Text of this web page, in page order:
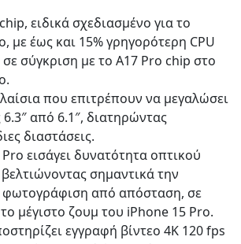
ειδικά σχεδιασμένο για το
με έως και 15% γρηγορότερη CPU
σε σύγκριση με το A17 Pro chip στο
που επιτρέπουν να μεγαλώσει
6.3″ από 6.1″, διατηρώντας
διαστάσεις.
εισάγει δυνατότητα οπτικού
σημαντικά την
φωτογράφιση από απόσταση, σε
μέγιστο ζουμ του iPhone 15 Pro.
εγγραφή βίντεο 4K 120 fps